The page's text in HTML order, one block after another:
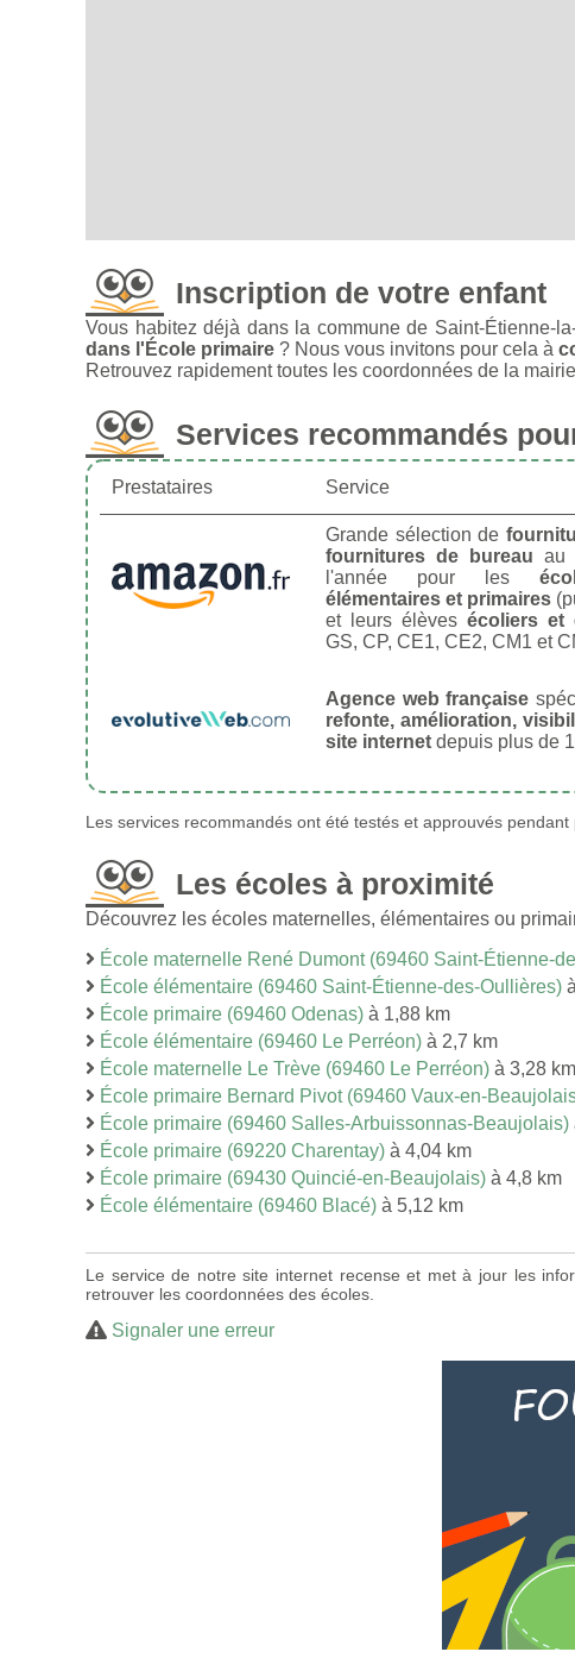
Inscription de votre enfant
Vous habitez déjà dans la commune de Saint-Étienne-
dans l'École primaire ? Nous vous invitons pour cela à
Retrouvez rapidement toutes les coordonnées de la
Services recommandés
Prestataires Service
Grande sélection de
fournitures de bureau au
l'année pour les
élémentaires et primaires
et leurs élèves écoliers et
GS, CP, CE1, CE2, CM1 et
Agence web française
refonte, amélioration,
site internet depuis plus de
Les services recommandés ont été testés et approuvés
Les écoles à proximité
Découvrez les écoles maternelles, élémentaires ou
École maternelle René Dumont (69460 Saint-Étienne-
École élémentaire (69460 Saint-Étienne-des-Oullières)
École primaire (69460 Odenas) à 1,88 km
École élémentaire (69460 Le Perréon) à 2,7 km
École maternelle Le Trève (69460 Le Perréon) à 3,28 km
École primaire Bernard Pivot (69460 Vaux-en-
École primaire (69460 Salles-Arbuissonnas-Beaujolais)
École primaire (69220 Charentay) à 4,04 km
École primaire (69430 Quincié-en-Beaujolais) à 4,8 km
École élémentaire (69460 Blacé) à 5,12 km
Le service de notre site internet recense et met à jour les
retrouver les coordonnées des écoles.
Signaler une erreur